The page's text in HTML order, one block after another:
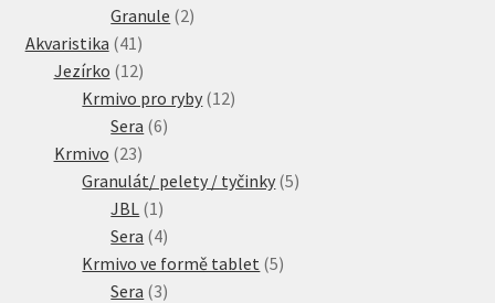
Granule 22
Akvaristika 41 41
produktů
Jezírko 1212
produktů
Krmivo pro ryby 1212
Sera 66
Krmivo 2323
produktů
Granulát/ pelety / tyčinky 55
JBL 1 1
produkt
Sera 44
produkty
Krmivo ve formě tablet 55
Sera 33